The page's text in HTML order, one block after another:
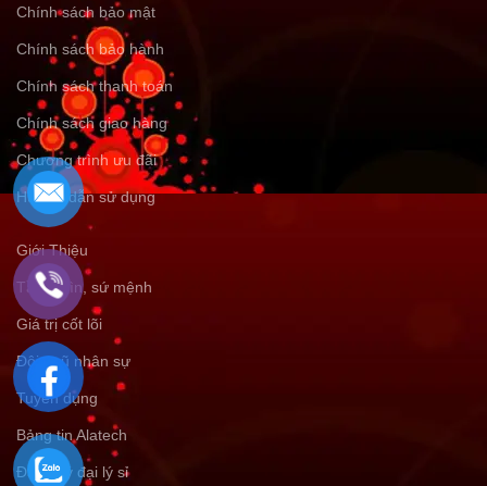
Chính sách bảo mật
Chính sách bảo hành
Chính sách thanh toán
Chính sách giao hàng
Chương trình ưu đãi
Hướng dẫn sử dụng
Giới Thiệu
Tầm nhìn, sứ mệnh
Giá trị cốt lõi
Đội ngũ nhân sự
Tuyển dụng
Bảng tin Alatech
Đăng ký đại lý sỉ